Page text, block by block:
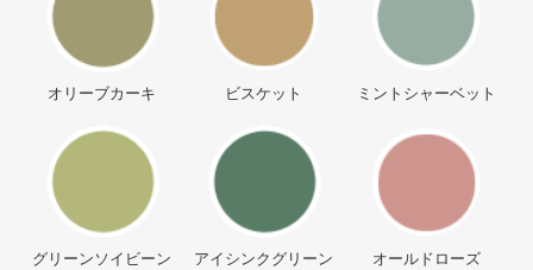
オリーブカーキ ビスケット ミントシャーベット
グリーンソイビーン
アイシンクグリーン オールドローズ